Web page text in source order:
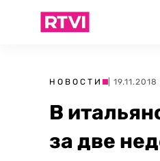
НОВОСТИ |
В
за две